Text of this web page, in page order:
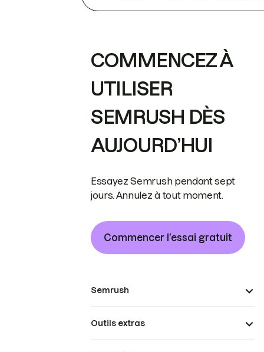
COMMENCEZ À
UTILISER
SEMRUSH DÈS
AUJOURD’HUI
Essayez Semrush pendant sept
jours. Annulez à tout moment.
Commencer l’essai gratuit
Semrush
Outils extras